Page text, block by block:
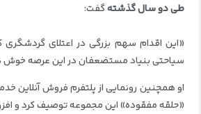
طی دو سال گذشتهگفت:
«این اقدام سهم بزرگی در اعتلای
سیاحتی بنیاد مستضعفان در این عرصه
او همچنین رونمایی از پلتفرم فروش آنلاین
«حلقه مفقوده» این مجموعه توصیف کرد و